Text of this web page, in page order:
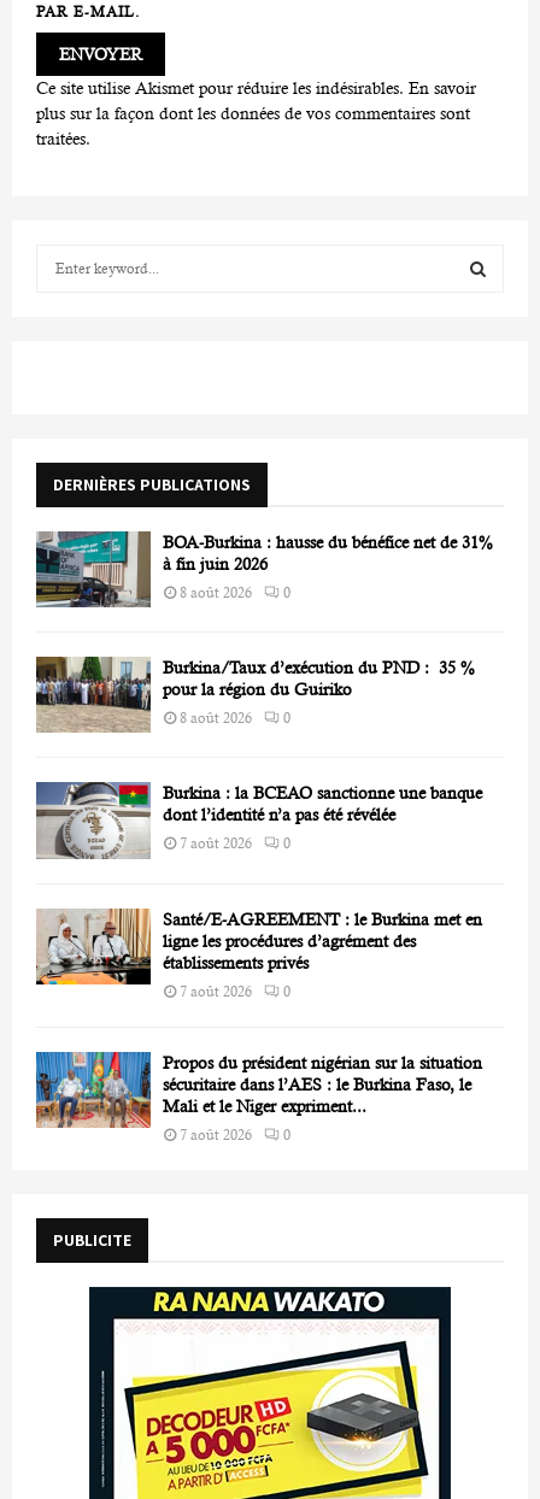
PAR E-MAIL.
Ce site utilise Akismet pour réduire les indésirables. En savoir
plus sur la façon dont les données de vos commentaires sont
traitées.
r
DERNIÈRES PUBLICATIONS
BOA-Burkina : hausse du bénéfice net de 31%
à fin juin 2026
8 août 2026 0
Burkina/Taux d’exécution du PND : 35 %
pour la région du Guiriko
8 août 2026 0
Burkina : la BCEAO sanctionne une banque
dont l’identité n’a pas été révélée
7 août 2026 0
Santé/E-AGREEMENT : le Burkina met en
ligne les procédures d’agrément des
établissements privés
7 août 2026 0
Propos du président nigérian sur la situation
sécuritaire dans l’AES : le Burkina Faso, le
Mali et le Niger expriment...
7 août 2026 0
PUBLICITE